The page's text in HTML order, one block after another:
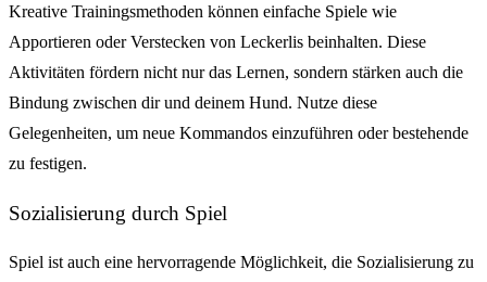
Kreative Trainingsmethoden können einfache Spiele wie
Apportieren oder Verstecken von Leckerlis beinhalten. Diese
Aktivitäten fördern nicht nur das Lernen, sondern stärken auch die
Bindung zwischen dir und deinem Hund. Nutze diese
Gelegenheiten, um neue Kommandos einzuführen oder bestehende
zu festigen.
Sozialisierung durch Spiel
Spiel ist auch eine hervorragende Möglichkeit, die Sozialisierung zu